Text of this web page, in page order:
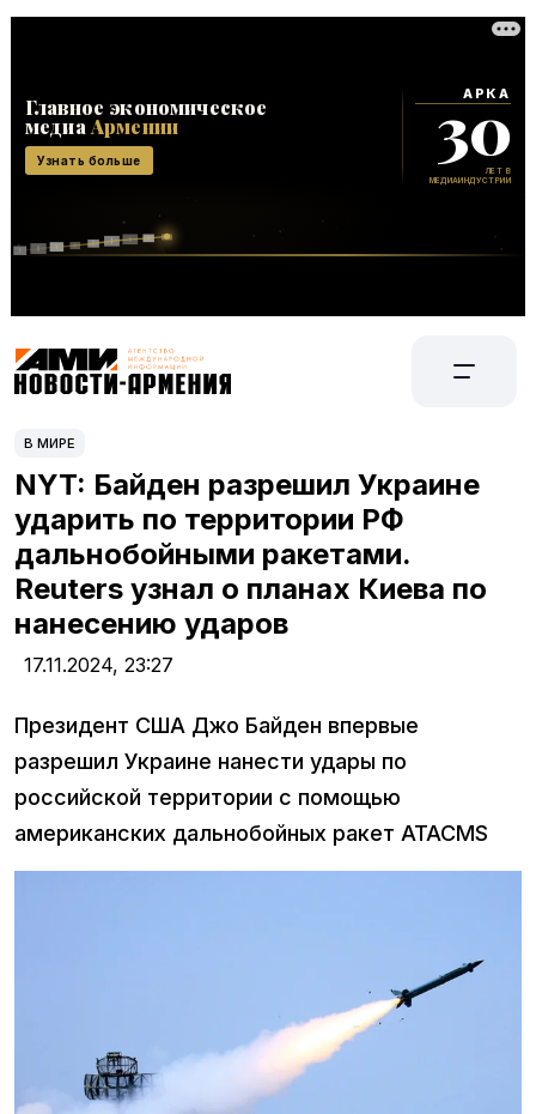
В МИРЕ
NYT: Байден разрешил Украине
ударить по территории РФ
дальнобойными ракетами.
Reuters узнал о планах Киева по
нанесению ударов
17.11.2024, 23:27
Президент США Джо Байден впервые
разрешил Украине нанести удары по
российской территории с помощью
американских дальнобойных ракет ATACMS